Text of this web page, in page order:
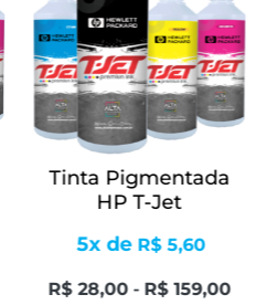
Tinta Pigmentada
HP T-Jet
R$28,00 - R$159,00
5x de R$5,60